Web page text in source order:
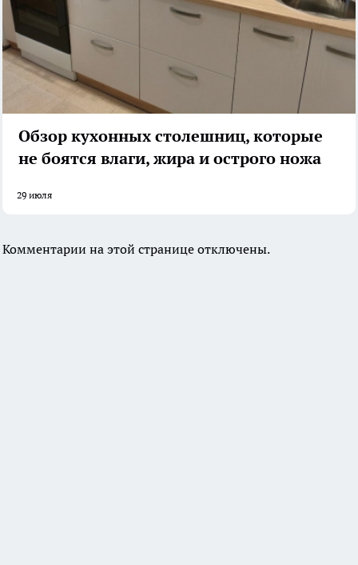
Обзор кухонных столешниц, которые
не боятся влаги, жира и острого ножа
29 июля
Комментарии на этой странице отключены.